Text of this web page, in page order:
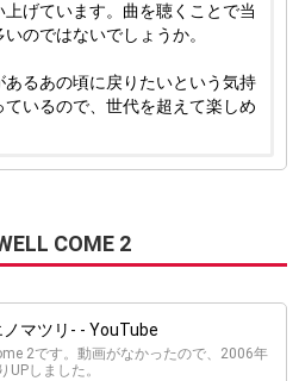
げています。曲を聴くことで当
のではないでしょうか。
るあの頃に戻りたいという気持
いるので、世代を超えて楽しめ
COME 2
マツリ- - YouTube
2です。動画がなかったので、2006年
UPしました。